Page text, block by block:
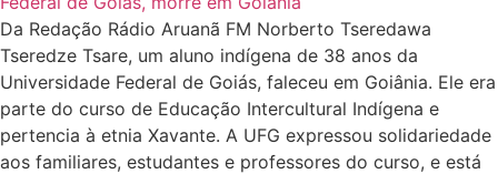
Da Redação Rádio Aruanã FM Norberto Tseredawa
Tseredze Tsare, um aluno indígena de 38 anos da
Universidade Federal de Goiás, faleceu em Goiânia. Ele era
parte do curso de Educação Intercultural Indígena e
pertencia à etnia Xavante. A UFG expressou solidariedade
aos familiares, estudantes e professores do curso, e está